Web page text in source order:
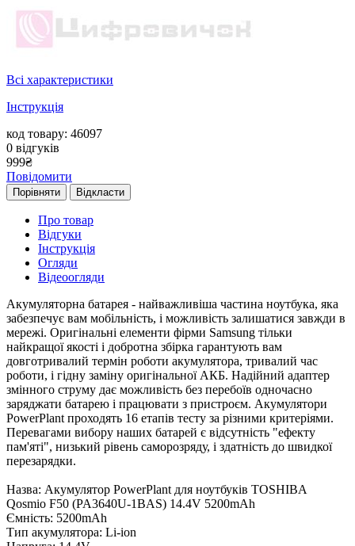
Всі характеристики
Інструкція
код товару: 46097
0 відгуків
999₴
Повідомити
Порівняти Відкласти
Про товар
Відгуки
Інструкція
Огляди
Відеоогляди
Акумуляторна батарея - найважливіша частина ноутбука, яка
забезпечує вам мобільність, і можливість залишатися завжди в
мережі. Оригінальні елементи фірми Samsung тільки
найкращої якості і добротна збірка гарантують вам
довготривалий термін роботи акумулятора, тривалий час
роботи, і гідну заміну оригінальної АКБ. Надійний адаптер
змінного струму дає можливість без перебоїв одночасно
заряджати батарею і працювати з пристроєм. Акумулятори
PowerPlant проходять 16 етапів тесту за різними критеріями.
Перевагами вибору наших батарей є відсутність "ефекту
пам'яті", низький рівень саморозряду, і здатність до швидкої
перезарядки.
Назва: Акумулятор PowerPlant для ноутбуків TOSHIBA
Qosmio F50 (PA3640U-1BAS) 14.4V 5200mAh
Ємність: 5200mAh
Тип акумулятора: Li-ion